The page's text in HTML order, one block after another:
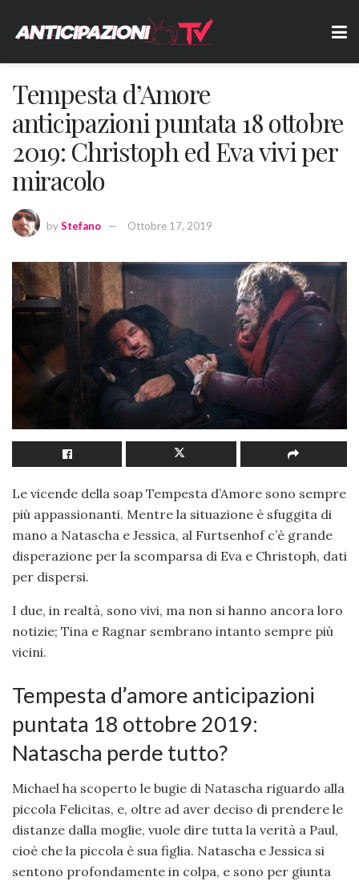
Tempesta d’Amore
anticipazioni puntata 18 ottobre
2019: Christoph ed Eva vivi per
miracolo
byStefano Ottobre 17, 2019
Le vicende della soap Tempesta d’Amore sono sempre
più appassionanti. Mentre la situazione è sfuggita di
mano a Natascha e Jessica, al Furtsenhof c’è grande
disperazione per la scomparsa di Eva e Christoph, dati
per dispersi.
I due, in realtà, sono vivi, ma non si hanno ancora loro
notizie; Tina e Ragnar sembrano intanto sempre più
vicini.
Tempesta d’amore anticipazioni
puntata 18 ottobre 2019:
Natascha perde tutto?
Michael ha scoperto le bugie di Natascha riguardo alla
piccola Felicitas, e, oltre ad aver deciso di prendere le
distanze dalla moglie, vuole dire tutta la verità a Paul,
cioè che la piccola è sua figlia. Natascha e Jessica si
sentono profondamente in colpa, e sono per giunta